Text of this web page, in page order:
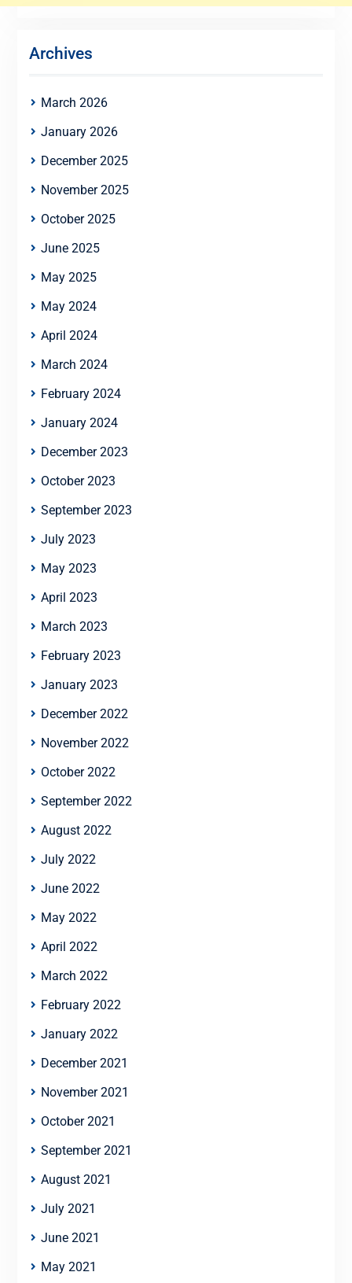
Archives
March 2026
January 2026
December 2025
November 2025
October 2025
June 2025
May 2025
May 2024
April 2024
March 2024
February 2024
January 2024
December 2023
October 2023
September 2023
July 2023
May 2023
April 2023
March 2023
February 2023
January 2023
December 2022
November 2022
October 2022
September 2022
August 2022
July 2022
June 2022
May 2022
April 2022
March 2022
February 2022
January 2022
December 2021
November 2021
October 2021
September 2021
August 2021
July 2021
June 2021
May 2021